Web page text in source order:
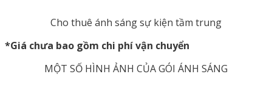
Cho thuê ánh sáng sự kiện tầm trung
*Giá chưa bao gồm chi phí vận chuyển
MỘT SỐ HÌNH ẢNH CỦA GÓI ÁNH SÁNG